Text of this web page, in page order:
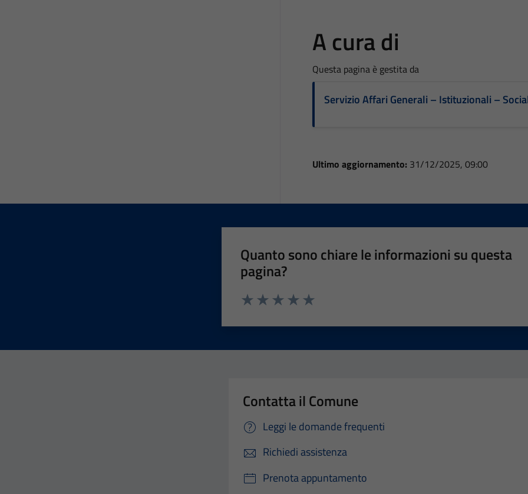
A cura di
Questa pagina è gestita da
Servizio Affari Generali – Istituzionali –
Ultimo aggiornamento: 31/12/2025, 09:00
Quanto sono chiare le informazioni su questa
pagina?
Contatta il Comune
Leggi le domande frequenti
Richiedi assistenza
Prenota appuntamento